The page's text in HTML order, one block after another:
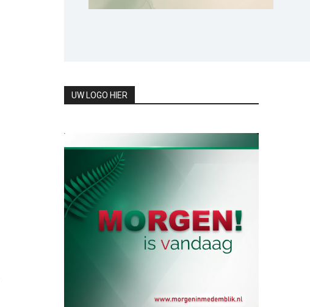
UW LOGO HIER